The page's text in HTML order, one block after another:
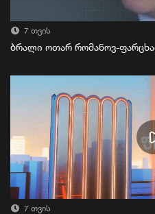
7 თვის
ბრალი ოთარ რომანოვ-
7 თვის